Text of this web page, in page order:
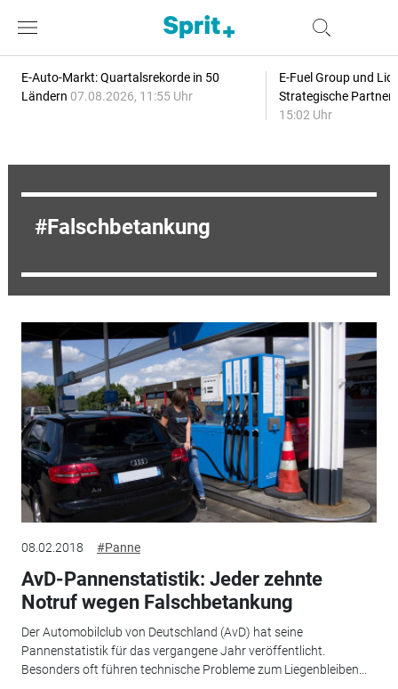
E-Auto-Markt: Quartalsrekorde in 50
Ländern 07.08.2026, 11:55 Uhr
E-Fuel Group und
Strategische
15:02 Uhr
Falschbetankung
08.02.2018 #Panne
AvD-Pannenstatistik: Jeder zehnte
Notruf wegen Falschbetankung
Der Automobilclub von Deutschland (AvD) hat seine
Pannenstatistik für das vergangene Jahr veröffentlicht.
Besonders oft führen technische Probleme zum Liegenbleiben...